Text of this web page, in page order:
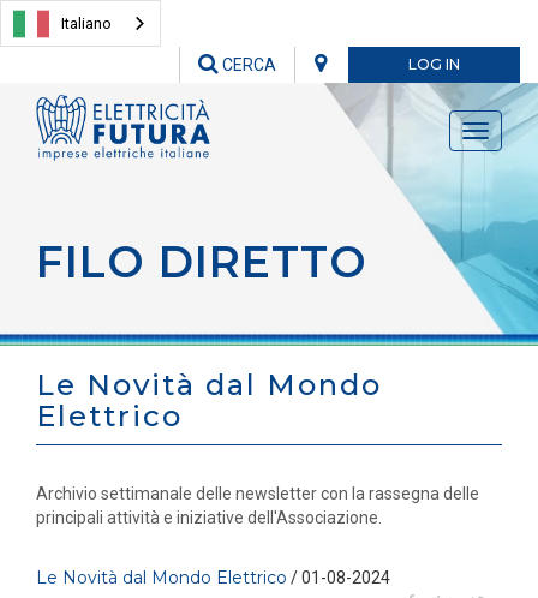
Italiano
LOG IN
CERCA
Toggle
FILO DIRETTO
Le Novità dal Mondo
Elettrico
Archivio settimanale delle newsletter con la rassegna delle
principali attività e iniziative dell'Associazione.
Le Novità dal Mondo Elettrico / 01-08-2024